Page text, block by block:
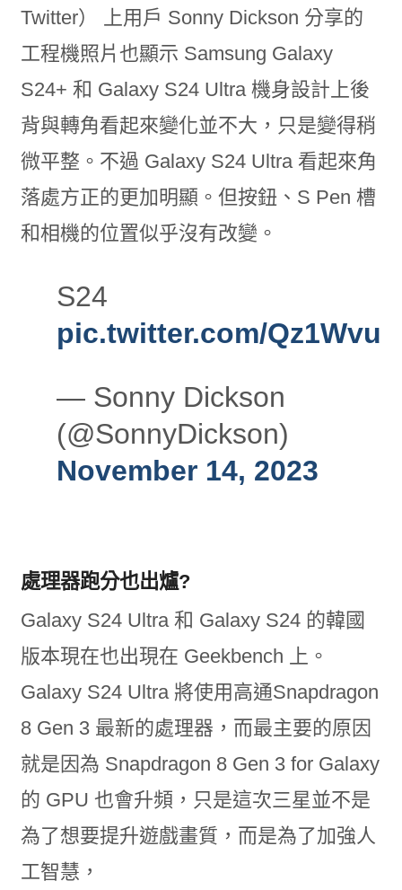
Twitter） 上用戶 Sonny Dickson 分享的
工程機照片也顯示 Samsung Galaxy
S24+ 和 Galaxy S24 Ultra 機身設計上後
背與轉角看起來變化並不大，只是變得稍
微平整。不過 Galaxy S24 Ultra 看起來角
落處方正的更加明顯。但按鈕、S Pen 槽
和相機的位置似乎沒有改變。
S24
pic.twitter.com/
— Sonny Dickson
(@SonnyDickson)
November 14, 2023
處理器跑分也出爐?
Galaxy S24 Ultra 和 Galaxy S24 的韓國
版本現在也出現在 Geekbench 上。
Galaxy S24 Ultra 將使用高通Snapdragon
8 Gen 3 最新的處理器，而最主要的原因
就是因為 Snapdragon 8 Gen 3 for Galaxy
的 GPU 也會升頻，只是這次三星並不是
為了想要提升遊戲畫質，而是為了加強人
工智慧，